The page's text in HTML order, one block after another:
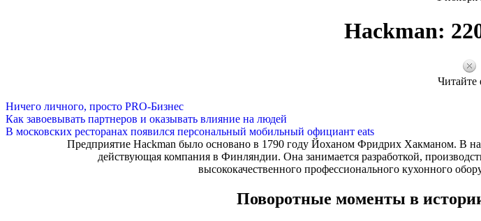
Hackman:
Читайте
Ничего личного, просто PRO-Бизнес
Как завоевывать партнеров и оказывать влияние на людей
В московских ресторанах появился персональный мобильный официант eats
Предприятие Hackman было основано в 1790 году Йоханом Фридрих Хакманом. В
действующая компания в Финляндии. Она занимается разработкой,
высококачественного профессионального кухонного
Поворотные моменты в